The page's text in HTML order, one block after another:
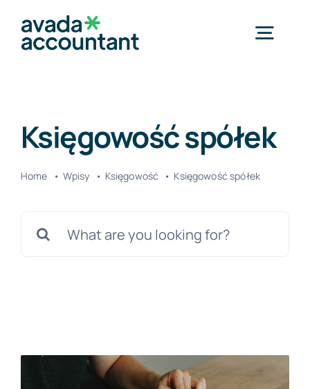
Usługi
Księgowość spółek
Home Wpisy Księgowość Księgowość spółek